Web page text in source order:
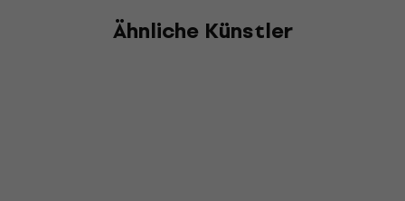
Ähnliche Künstler